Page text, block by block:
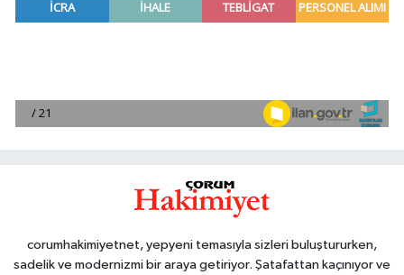
corumhakimiyetnet, yepyeni temasıyla sizleri buluştururken,
sadelik ve modernizmi bir araya getiriyor. Şatafattan kaçınıyor ve